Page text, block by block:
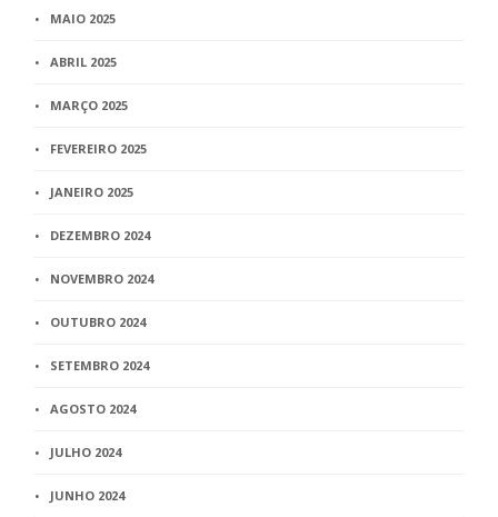
MAIO 2025
ABRIL 2025
MARÇO 2025
FEVEREIRO 2025
JANEIRO 2025
DEZEMBRO 2024
NOVEMBRO 2024
OUTUBRO 2024
SETEMBRO 2024
AGOSTO 2024
JULHO 2024
JUNHO 2024